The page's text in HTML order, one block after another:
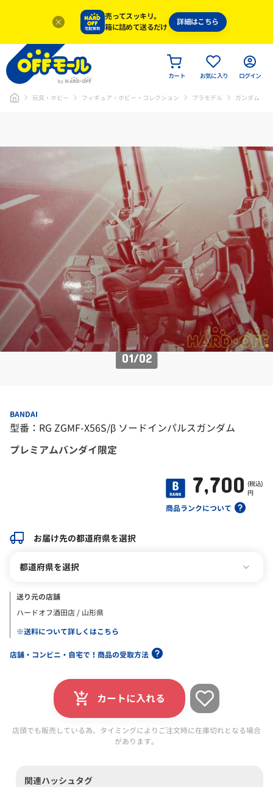
売ってスッキリ。
箱に詰めて送るだけ
詳細はこちら
カート お気に入り ログイン
玩具・ホビー フィギュア・ホビー・コレクション プラモデル ガンダム
01/02
BANDAI
型番：RG ZGMF-X56S/β ソードインパルスガンダム
プレミアムバンダイ限定
商品ランクについて
7,700 (税込)
円
お届け先の都道府県を選択
都道府県を選択
送り元の店舗
ハードオフ酒田店 / 山形県
※送料について詳しくはこちら
店舗・コンビニ・自宅で！商品の受取方法
カートに入れる
店頭でも販売している為、タイミングによりご注文時に在庫切れとなる場合
があります。
関連ハッシュタグ